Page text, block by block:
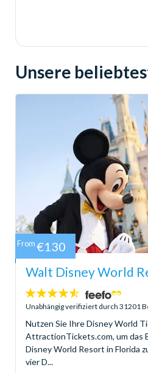
Unsere
Walt Disney World
4.5
Sterne:
Unabhängig verifiziert durch 31201
Nutzen Sie Ihre Disney World
AttractionTickets.com, um das
Disney World Resort in Florida
vier D...
From €130